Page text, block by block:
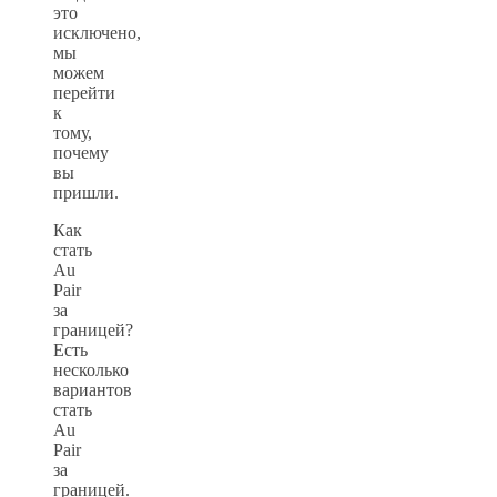
это
исключено,
мы
можем
перейти
к
тому,
почему
вы
пришли.
Как
стать
Au
Pair
за
границей?
Есть
несколько
вариантов
стать
Au
Pair
за
границей.